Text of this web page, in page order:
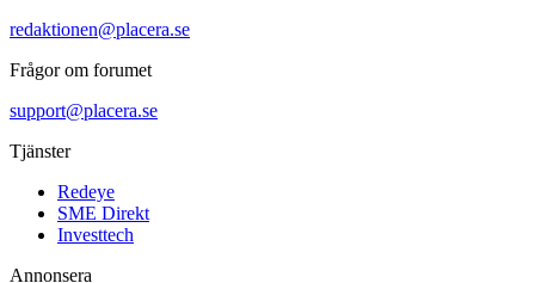
redaktionen@placera.se
Frågor om forumet
support@placera.se
Tjänster
Redeye
SME Direkt
Investtech
Annonsera